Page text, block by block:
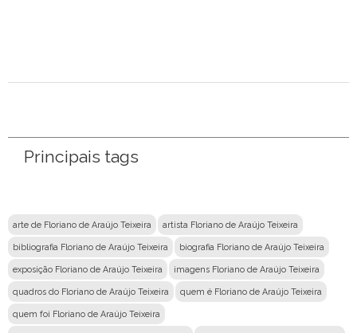
Principais tags
arte de Floriano de Araújo Teixeira artista Floriano de Araújo Teixeira
bibliografia Floriano de Araújo Teixeira biografia Floriano de Araújo Teixeira
exposição Floriano de Araújo Teixeira imagens Floriano de Araújo Teixeira
quadros do Floriano de Araújo Teixeira quem é Floriano de Araújo Teixeira
quem foi Floriano de Araújo Teixeira